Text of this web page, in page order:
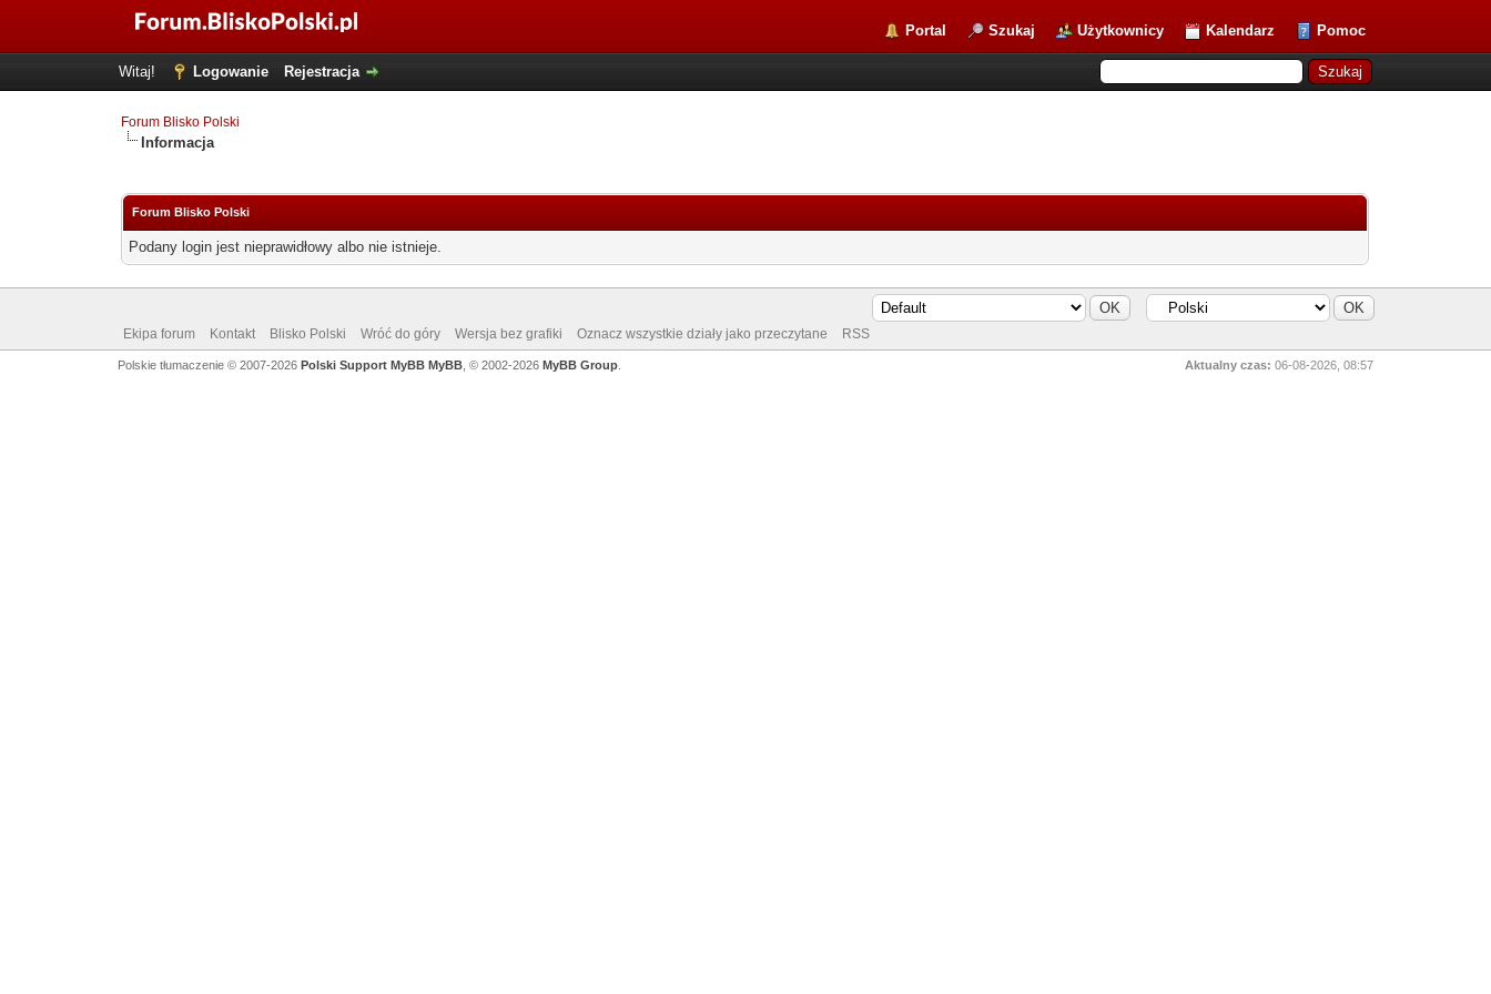
Portal Szukaj Użytkownicy Kalendarz Pomoc
Witaj! Logowanie Rejestracja
Forum Blisko Polski
Informacja
Forum Blisko Polski
Podany login jest nieprawidłowy albo nie istnieje.
Ekipa forum Kontakt Blisko Polski Wróć do góry Wersja bez grafiki Oznacz wszystkie działy jako przeczytane RSS
Aktualny czas: 06-08-2026, 08:57
Polskie tłumaczenie © 2007-2026 Polski Support MyBB MyBB, © 2002-2026 MyBB Group.